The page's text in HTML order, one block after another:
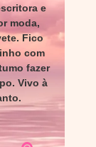
e
moda,
Fico
com
fazer
Vivo à